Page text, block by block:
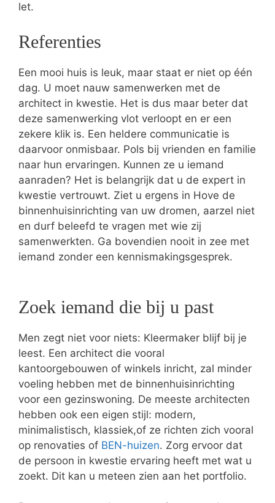
let.
Referenties
Een mooi huis is leuk, maar staat er niet op één
dag. U moet nauw samenwerken met de
architect in kwestie. Het is dus maar beter dat
deze samenwerking vlot verloopt en er een
zekere klik is. Een heldere communicatie is
daarvoor onmisbaar. Pols bij vrienden en familie
naar hun ervaringen. Kunnen ze u iemand
aanraden? Het is belangrijk dat u de expert in
kwestie vertrouwt. Ziet u ergens in Hove de
binnenhuisinrichting van uw dromen, aarzel niet
en durf beleefd te vragen met wie zij
samenwerkten. Ga bovendien nooit in zee met
iemand zonder een kennismakingsgesprek.
Zoek iemand die bij u past
Men zegt niet voor niets: Kleermaker blijf bij je
leest. Een architect die vooral
kantoorgebouwen of winkels inricht, zal minder
voeling hebben met de binnenhuisinrichting
voor een gezinswoning. De meeste architecten
hebben ook een eigen stijl: modern,
minimalistisch, klassiek,of ze richten zich vooral
op renovaties of BEN-huizen. Zorg ervoor dat
de persoon in kwestie ervaring heeft met wat u
zoekt. Dit kan u meteen zien aan het portfolio.